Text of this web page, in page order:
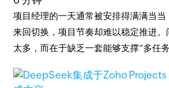
项目经理的一天通常被安排得满满当
来回切换，项目节奏却难以稳定推进
太多，而在于缺乏一套能够支撑“多任